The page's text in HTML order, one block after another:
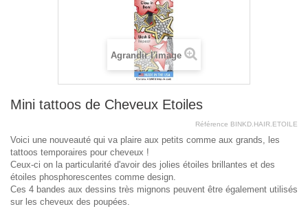
Agrandir l'image
Mini tattoos de Cheveux Etoiles
Référence BINKD.HAIR.ETOILE
Voici une nouveauté qui va plaire aux petits comme aux grands, les
tattoos temporaires pour cheveux !
Ceux-ci on la particularité d'avoir des jolies étoiles brillantes et des
étoiles phosphorescentes comme design.
Ces 4 bandes aux dessins très mignons peuvent être également utilisés
sur les cheveux des poupées.